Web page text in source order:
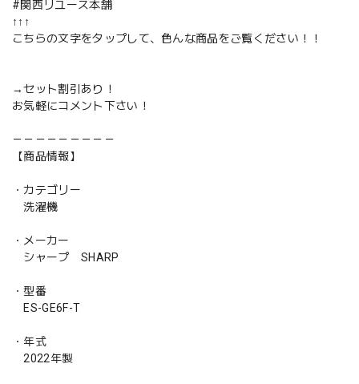
#関西リユース本舗
↑↑↑
こちらの文字をタップして、色んな商品をご覧ください！！
→セット割引あり！
お気軽にコメント下さい！
－－－－－－－－－
【商品情報】
・カテゴリー
洗濯機
・メーカー
シャープ SHARP
・型番
ES-GE6F-T
・年式
2022年製